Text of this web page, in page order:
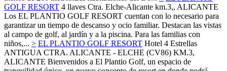
GOLF RESORT 4 llaves Ctra. Elche-Alicante km.3,, ALICANTE
Los EL PLANTIO GOLF RESORT cuentan con lo necesario para
garantizar un tiempo de descanso y ocio familiar. Destacan las vistas
al campo de golf, al jardín y a la piscina. Para las familias con
niños,... > EL PLANTIO GOLF RESORT Hotel 4 Estrellas
ANTIGUA CTRA. ALICANTE - ELCHE (CV86) KM.3,
ALICANTE Bienvenidos a El Plantio Golf, un espacio de